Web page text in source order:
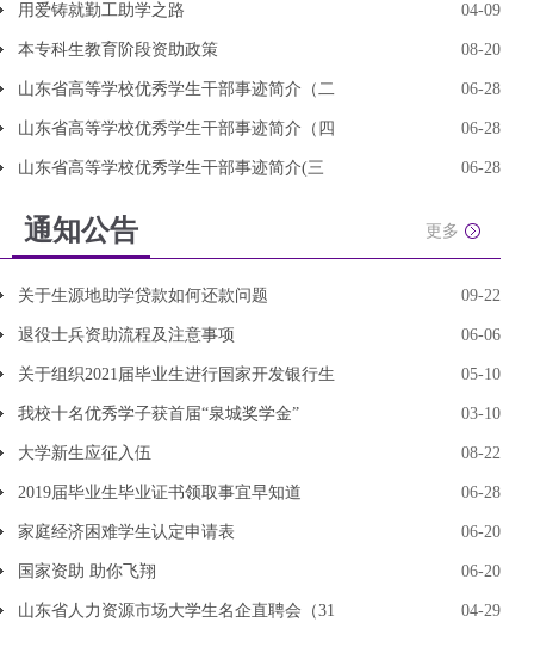
用爱铸就勤工助学之路 04-09
本专科生教育阶段资助政策 08-20
山东省高等学校优秀学生干部事迹简介（二 06-28
山东省高等学校优秀学生干部事迹简介（四 06-28
山东省高等学校优秀学生干部事迹简介(三 06-28
通知公告 更多
关于生源地助学贷款如何还款问题 09-22
退役士兵资助流程及注意事项 06-06
关于组织2021届毕业生进行国家开发银行生 05-10
我校十名优秀学子获首届“泉城奖学金” 03-10
大学新生应征入伍 08-22
2019届毕业生毕业证书领取事宜早知道 06-28
家庭经济困难学生认定申请表 06-20
国家资助 助你飞翔 06-20
山东省人力资源市场大学生名企直聘会（31 04-29